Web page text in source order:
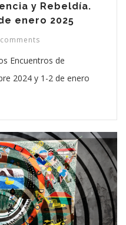
y Rebeldía.
enero 2025
Encuentros de
2024 y 1-2 de enero